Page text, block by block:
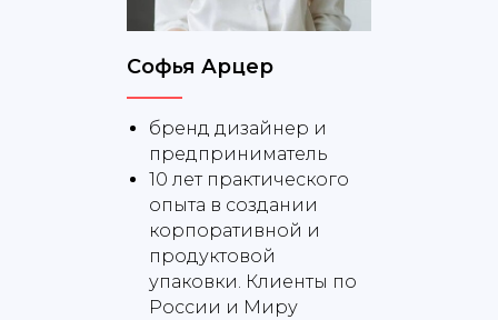
Софья Арцер
бренд дизайнер и
предприниматель
10 лет практического
опыта в создании
корпоративной и
продуктовой
упаковки. Клиенты по
России и Миру